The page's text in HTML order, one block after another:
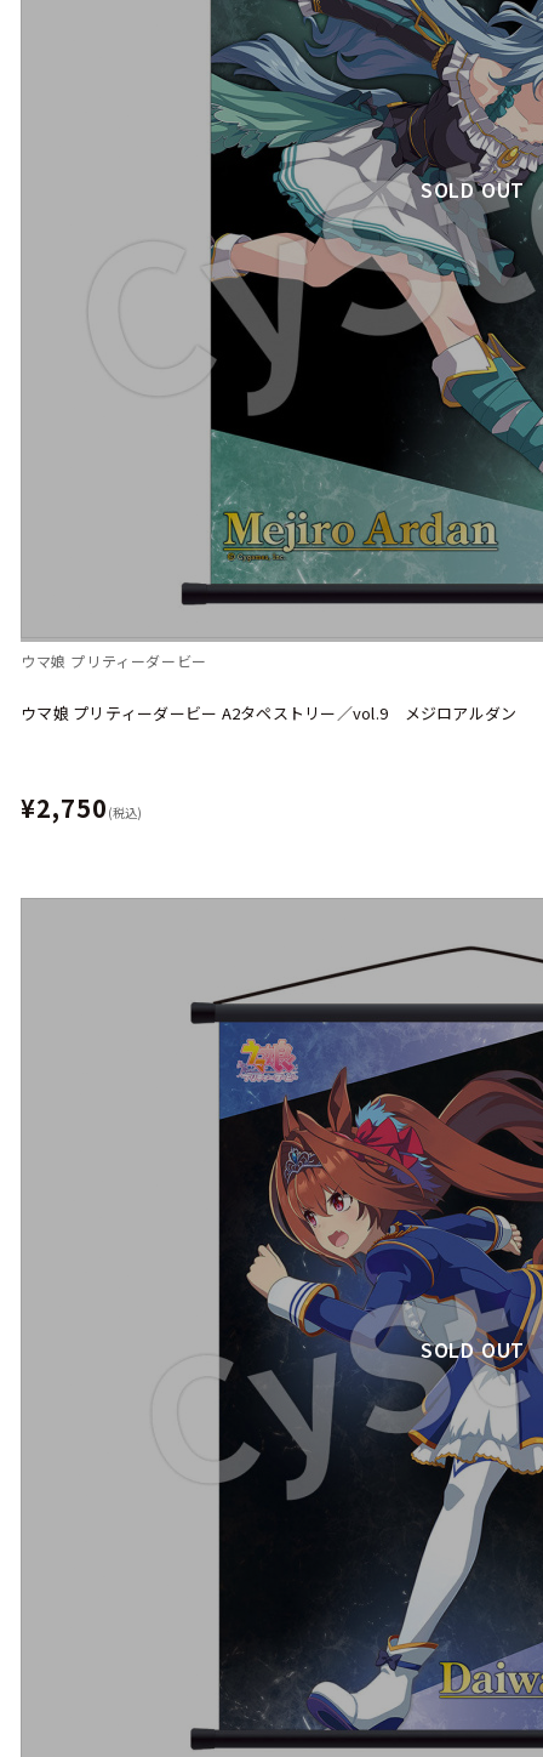
SOLD OUT
ウマ娘 プリティーダービー
ウマ娘 プリティーダービー A2タペストリー／vol.9 メジロアルダン
¥2,750 (税込)
SOLD OUT